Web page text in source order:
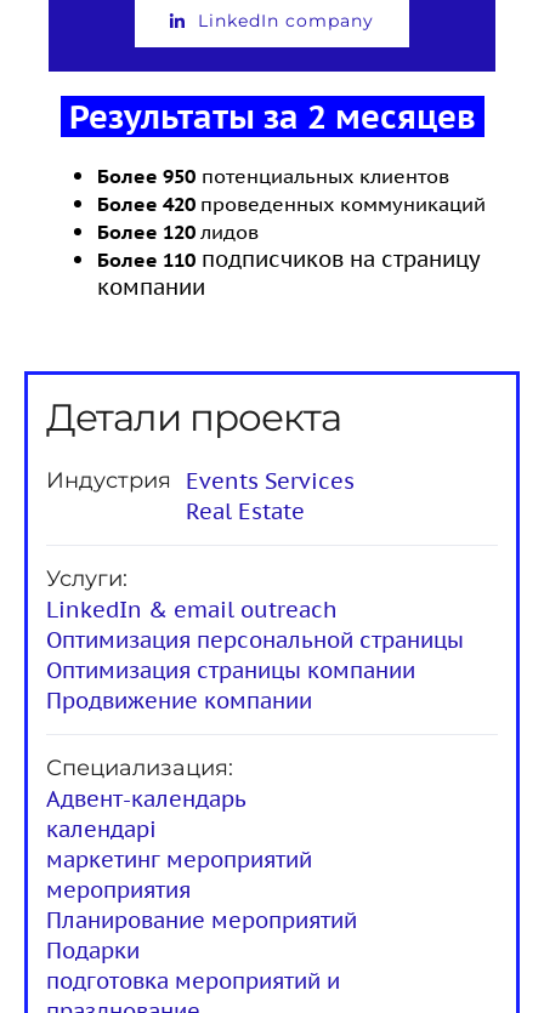
LinkedIn company
Результаты за 2 месяцев
Более 950потенциальных клиентов
Более 420 проведенных коммуникаций
Более 120 лидов
Более 110подписчиков на страницу
компании
Детали проекта
Индустрия
Events Services
Real Estate
Услуги:
LinkedIn & email outreach
Оптимизация персональной страницы
Оптимизация страницы компании
Продвижение компании
Специализация:
Адвент-календарь
календарі
маркетинг мероприятий
мероприятия
Планирование мероприятий
Подарки
подготовка мероприятий и